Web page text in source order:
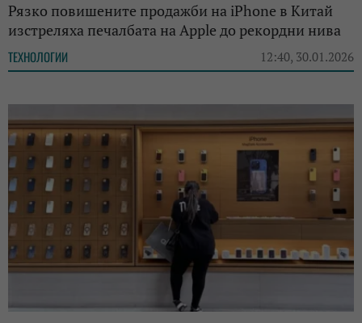
Рязко повишените продажби на iPhone в Китай
изстреляха печалбата на Apple до рекордни нива
ТЕХНОЛОГИИ 12:40, 30.01.2026